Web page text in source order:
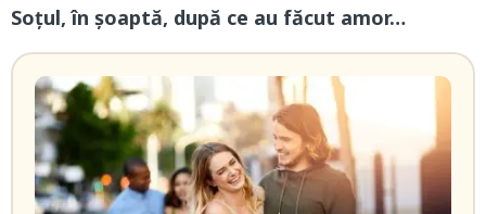
Soțul, în șoaptă, după ce au făcut amor…